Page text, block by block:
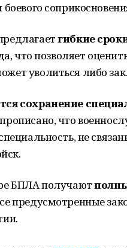
гибкие
что позволяет
уволиться либо
сохранение
что
не
БПЛА получают
предусмотренные